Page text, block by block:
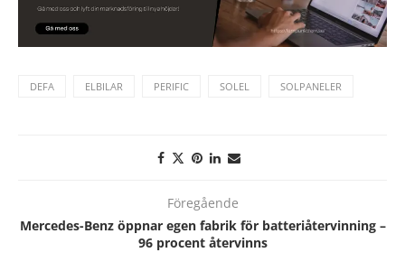
DEFA ELBILAR PERIFIC SOLEL SOLPANELER
Föregående
Mercedes-Benz öppnar egen fabrik för batteriåtervinning –
96 procent återvinns